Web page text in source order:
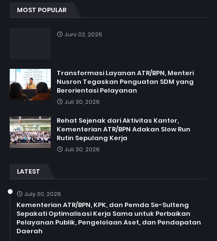
MOST POPULAR
Juni 02, 2026
Transformasi Layanan ATR/BPN, Menteri
Nusron Tegaskan Penguatan SDM yang
Berorientasi Pelayanan
Juli 30, 2026
Rehat Sejenak dari Aktivitas Kantor,
Kementerian ATR/BPN Adakan Slow Run
Rutin Sepulang Kerja
Juli 30, 2026
LATEST
July 30, 2026
Kementerian ATR/BPN, KPK, dan Pemda Se-Sulteng
Sepakati Optimalisasi Kerja Sama untuk Perbaikan
Pelayanan Publik, Pengelolaan Aset, dan Pendapatan
Daerah